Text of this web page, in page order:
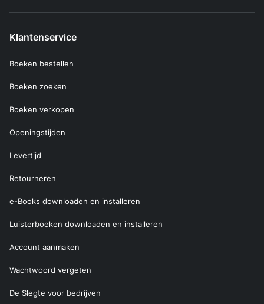
Klantenservice
Boeken bestellen
Boeken zoeken
Boeken verkopen
Openingstijden
Levertijd
Retourneren
e-Books downloaden en installeren
Luisterboeken downloaden en installeren
Account aanmaken
Wachtwoord vergeten
De Slegte voor bedrijven